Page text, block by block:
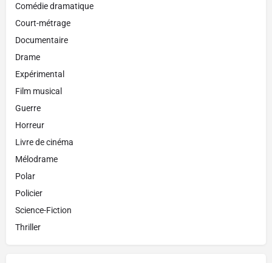
Comédie dramatique
Court-métrage
Documentaire
Drame
Expérimental
Film musical
Guerre
Horreur
Livre de cinéma
Mélodrame
Polar
Policier
Science-Fiction
Thriller